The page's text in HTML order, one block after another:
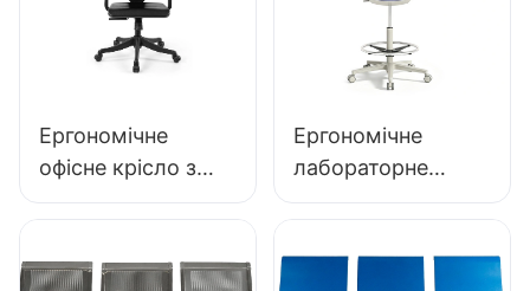
Ергономічне
офісне крісло з
пінополіуретану
безпосередньо з
Ергономічне
лабораторне
крісло з міцної
піни LD13 HEWEI